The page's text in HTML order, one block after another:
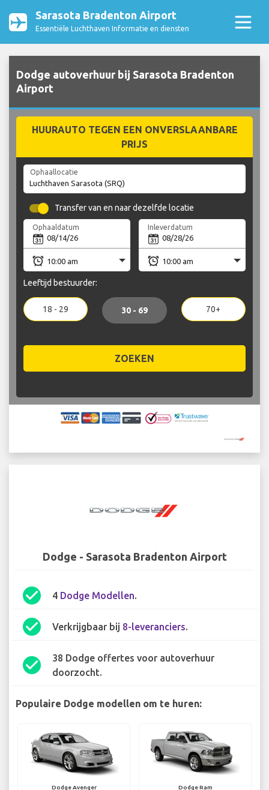
Sarasota Bradenton Airport
Essentiële Luchthaven Informatie en diensten
Dodge autoverhuur bij Sarasota Bradenton
Airport
HUURAUTO TEGEN EEN ONVERSLAANBARE
PRIJS
Ophaallocatie
Transfer van en naar dezelfde locatie
Ophaaldatum Inleverdatum
Leeftijd bestuurder:
18 - 29 30 - 69 70+
ZOEKEN
Dodge - Sarasota Bradenton Airport
check_circle 4 Dodge Modellen.
check_circle Verkrijgbaar bij 8-leveranciers.
check_circle
38 Dodge offertes voor autoverhuur
doorzocht.
Populaire Dodge modellen om te huren:
Dodge Avenger Dodge Ram